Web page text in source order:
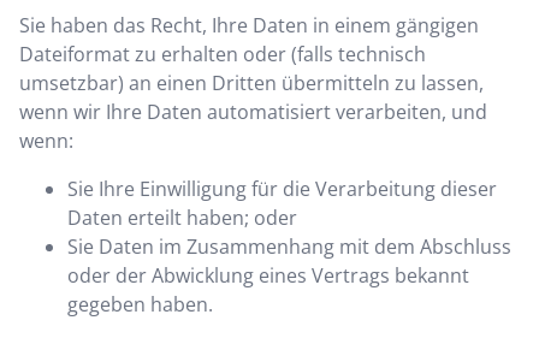
Sie haben das Recht, Ihre Daten in einem gängigen
Dateiformat zu erhalten oder (falls technisch
umsetzbar) an einen Dritten übermitteln zu lassen,
wenn wir Ihre Daten automatisiert verarbeiten, und
wenn:
Sie Ihre Einwilligung für die Verarbeitung dieser
Daten erteilt haben; oder
Sie Daten im Zusammenhang mit dem Abschluss
oder der Abwicklung eines Vertrags bekannt
gegeben haben.